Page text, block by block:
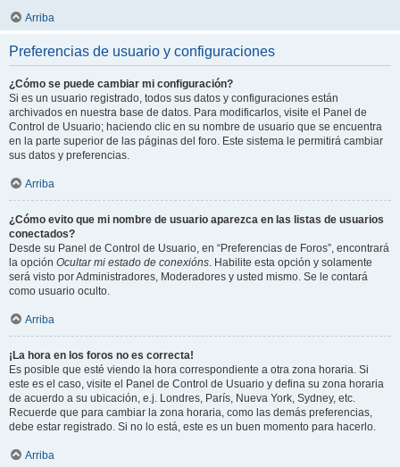
Arriba
Preferencias de usuario y configuraciones
¿Cómo se puede cambiar mi configuración?
Si es un usuario registrado, todos sus datos y configuraciones están
archivados en nuestra base de datos. Para modificarlos, visite el Panel de
Control de Usuario; haciendo clic en su nombre de usuario que se encuentra
en la parte superior de las páginas del foro. Este sistema le permitirá cambiar
sus datos y preferencias.
Arriba
¿Cómo evito que mi nombre de usuario aparezca en las listas de usuarios
conectados?
Desde su Panel de Control de Usuario, en “Preferencias de Foros”, encontrará
la opción Ocultar mi estado de conexións. Habilite esta opción y solamente
será visto por Administradores, Moderadores y usted mismo. Se le contará
como usuario oculto.
Arriba
¡La hora en los foros no es correcta!
Es posible que esté viendo la hora correspondiente a otra zona horaria. Si
este es el caso, visite el Panel de Control de Usuario y defina su zona horaria
de acuerdo a su ubicación, e.j. Londres, París, Nueva York, Sydney, etc.
Recuerde que para cambiar la zona horaria, como las demás preferencias,
debe estar registrado. Si no lo está, este es un buen momento para hacerlo.
Arriba